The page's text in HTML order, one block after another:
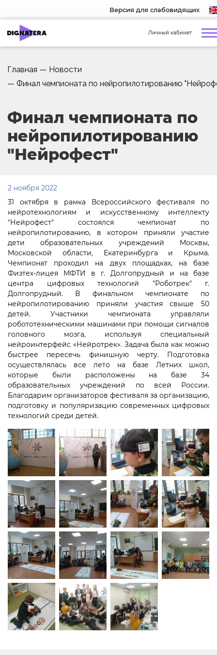
Версия для слабовидящих
Личный кабинет
Главная — Новости
— Финал чемпионата по нейропилотированию
Финал чемпионата по
нейропилотированию
"Нейрофест"
2 ноября 2022
31 октября в рамка Всероссийского фестиваля по
нейротехнологиям и искусственному интеллекту
"Нейрофест" состоялся чемпионат по
нейропилотированию, в котором приняли участие
дети образовательных учреждений Москвы,
Московской области, Екатеринбурга и Крыма.
Чемпионат проходил на двух площадках, на базе
Физтех-лицея МФТИ в г. Долгопрудный и на базе
центра цифровых технологий "Роботрек" г.
Долгопрудный. В финальном чемпионате по
нейропилотированию приняли участия свыше 50
детей. Участники чемпионата управляли
робототехническими машинами при помощи сигналов
головного мозга, используя специальный
нейроинтерфейс «Нейротрек». Задача была как можно
быстрее пересечь финишную черту. Подготовка
осуществлялась все лето на базе Летних школ,
которые были расположены на базе 34
образовательных учреждений по всей России.
Благодарим организаторов фестиваля за организацию,
подготовку и популяризацию современных цифровых
технологий среди детей.